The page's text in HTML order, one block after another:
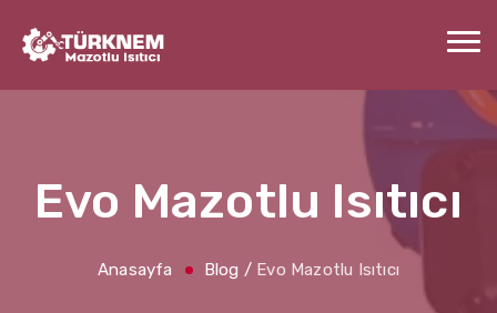
Evo Mazotlu Isıtıcı
Anasayfa Blog / Evo Mazotlu Isıtıcı